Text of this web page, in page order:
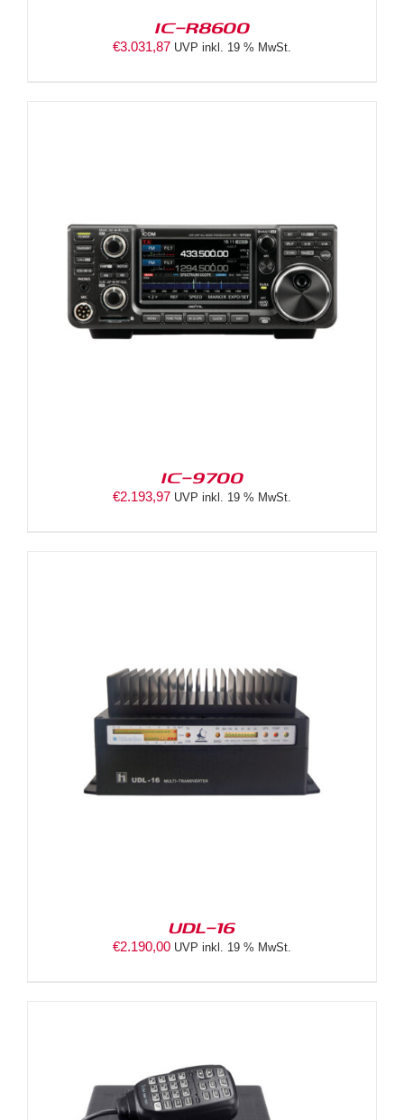
IC-R8600
€3.031,87 UVP inkl. 19 % MwSt.
IC-9700
€2.193,97 UVP inkl. 19 % MwSt.
UDL-16
€2.190,00 UVP inkl. 19 % MwSt.